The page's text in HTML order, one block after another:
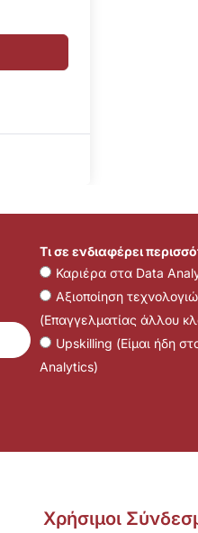
Τι σε ενδιαφέρει
Καριέρα στα Data
Αξιοποίηση
(Επαγγελματίας άλλου
Upskilling (Είμαι ήδη
Analytics)
Χρήσιμοι